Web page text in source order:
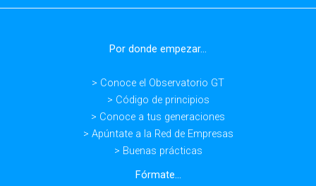
Por donde empezar...
> Conoce el Observatorio GT
> Código de principios
> Conoce a tus generaciones
> Apúntate a la Red de Empresas
> Buenas prácticas
Fórmate...